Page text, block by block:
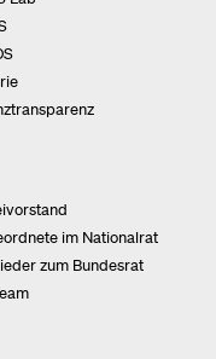
im Nationalrat
zum Bundesrat